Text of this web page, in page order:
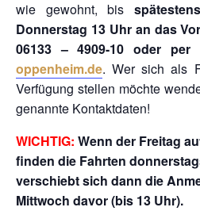
wie gewohnt, bis
Donnerstag 13 Uhr an das
06133 – 4909-10 oder per
oppenheim.de. Wer sich als
Verfügung stellen möchte
genannte Kontaktdaten!
WICHTIG: Wenn der Freitag
finden die Fahrten
verschiebt sich dann die
Mittwoch davor (bis 13 Uhr).